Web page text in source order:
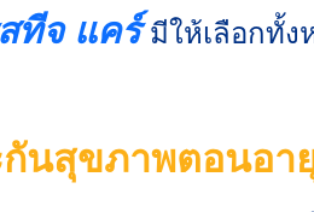
ทีจ แคร์ มีให้เลือกทั้ง
นสุขภาพตอนอา